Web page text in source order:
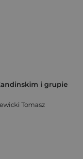
i grupie
Tomasz